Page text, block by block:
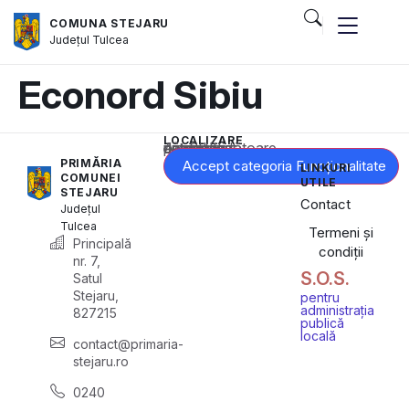
COMUNA STEJARU
Județul Tulcea
Econord Sibiu
PRIMĂRIA
COMUNEI
STEJARU
Județul
Tulcea
Principală
nr. 7,
Satul
Stejaru,
827215
contact@primaria-
stejaru.ro
0240
LOCALIZARE
Acest conținut este blocat până când acceptați categoria corespunzătoare de cookie-uri.
Accept categoria Funcționalitate
LINKURI
UTILE
Contact
Termeni și
condiții
S.O.S.
pentru
administrația
publică
locală